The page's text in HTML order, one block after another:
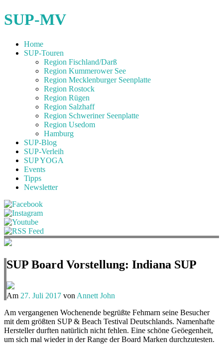
SUP-MV
Home
SUP-Touren
Region Fischland/Darß
Region Kummerower See
Region Mecklenburger Seenplatte
Region Rostock
Region Rügen
Region Salzhaff
Region Schweriner Seenplatte
Region Usedom
Hamburg
SUP-Blog
SUP-Verleih
SUP YOGA
Events
Tipps
Newsletter
SUP Board Vorstellung: Indiana SUP
Am 27. Juli 2017 von Annett John
Am vergangenen Wochenende begrüßte Fehmarn seine Besucher
mit dem größten SUP & Beach Testival Deutschlands. Namenhafte
Hersteller durften natürlich nicht fehlen. Eine schöne Geöegenheit,
um sich mal wieder in der Range der Board Marken durchzutesten.